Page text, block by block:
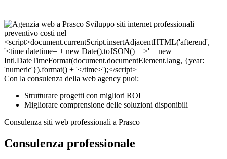
Con la consulenza della web agency puoi:
Strutturare progetti con migliori ROI
Migliorare comprensione delle soluzioni disponibili
Consulenza siti web professionali a Prasco
Consulenza professionale